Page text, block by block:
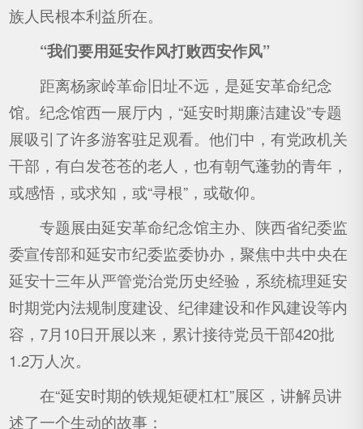
族人民根本利益所在。
“我们要用延安作风打败西安作风”
距离杨家岭革命旧址不远，是延安革命纪念
馆。纪念馆西一展厅内，“延安时期廉洁建设”专题
展吸引了许多游客驻足观看。他们中，有党政机关
干部，有白发苍苍的老人，也有朝气蓬勃的青年，
或感悟，或求知，或“寻根”，或敬仰。
专题展由延安革命纪念馆主办、陕西省纪委监
委宣传部和延安市纪委监委协办，聚焦中共中央在
延安十三年从严管党治党历史经验，系统梳理延安
时期党内法规制度建设、纪律建设和作风建设等内
容，7月10日开展以来，累计接待党员干部420批
1.2万人次。
在“延安时期的铁规矩硬杠杠”展区，讲解员讲
述了一个生动的故事：